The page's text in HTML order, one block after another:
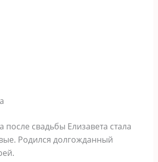
после свадьбы Елизавета стала
Родился долгожданный